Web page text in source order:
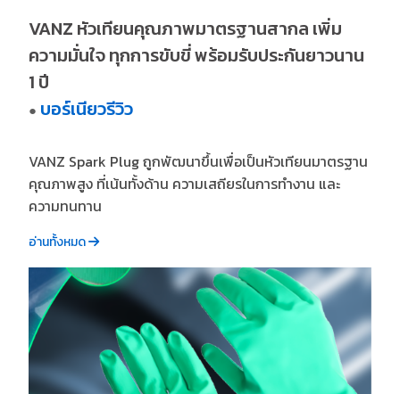
VANZ หัวเทียนคุณภาพมาตรฐานสากล เพิ่ม
ความมั่นใจ ทุกการขับขี่ พร้อมรับประกันยาวนาน
1 ปี
● บอร์เนียวรีวิว
VANZ Spark Plug ถูกพัฒนาขึ้นเพื่อเป็นหัวเทียนมาตรฐาน
คุณภาพสูง ที่เน้นทั้งด้าน ความเสถียรในการทำงาน และ
ความทนทาน
อ่านทั้งหมด